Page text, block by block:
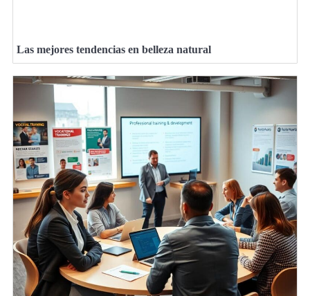
Las mejores tendencias en belleza natural